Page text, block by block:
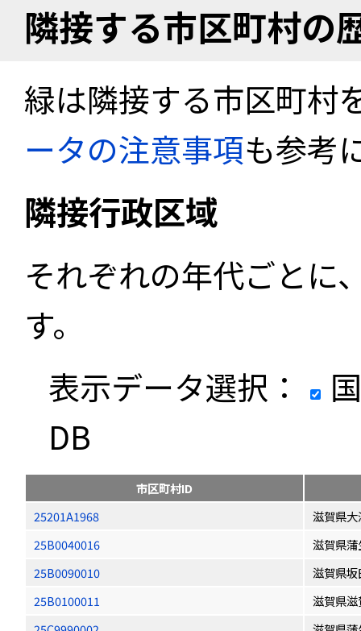
隣接する市区町村の
緑は隣接する市区町村
ータの注意事項も参考
隣接行政区域
それぞれの年代ごとに
す。
表示データ選択：
DB
市区町村ID
25201A1968
滋賀県大
25B0040016
滋賀県
25B0090010
滋賀県
25B0100011
滋賀県